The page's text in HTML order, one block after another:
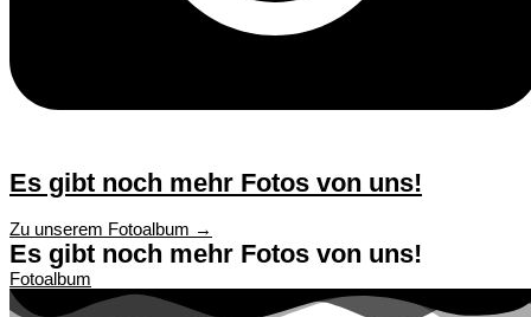
Es gibt noch mehr Fotos von uns!
Zu unserem Fotoalbum →
Es gibt noch mehr Fotos von uns!
Fotoalbum